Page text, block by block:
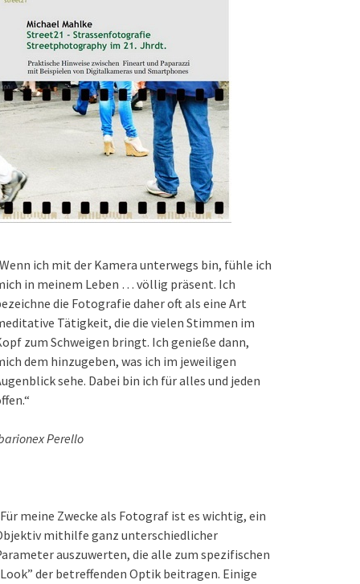
ich mit der Kamera unterwegs bin, fühle ich
in meinem Leben … völlig präsent. Ich
die Fotografie daher oft als eine Art
Tätigkeit, die die vielen Stimmen im
zum Schweigen bringt. Ich genieße dann,
dem hinzugeben, was ich im jeweiligen
sehe. Dabei bin ich für alles und jeden
Perello
meine Zwecke als Fotograf ist es wichtig, ein
mithilfe ganz unterschiedlicher
auszuwerten, die alle zum spezifischen
der betreffenden Optik beitragen. Einige